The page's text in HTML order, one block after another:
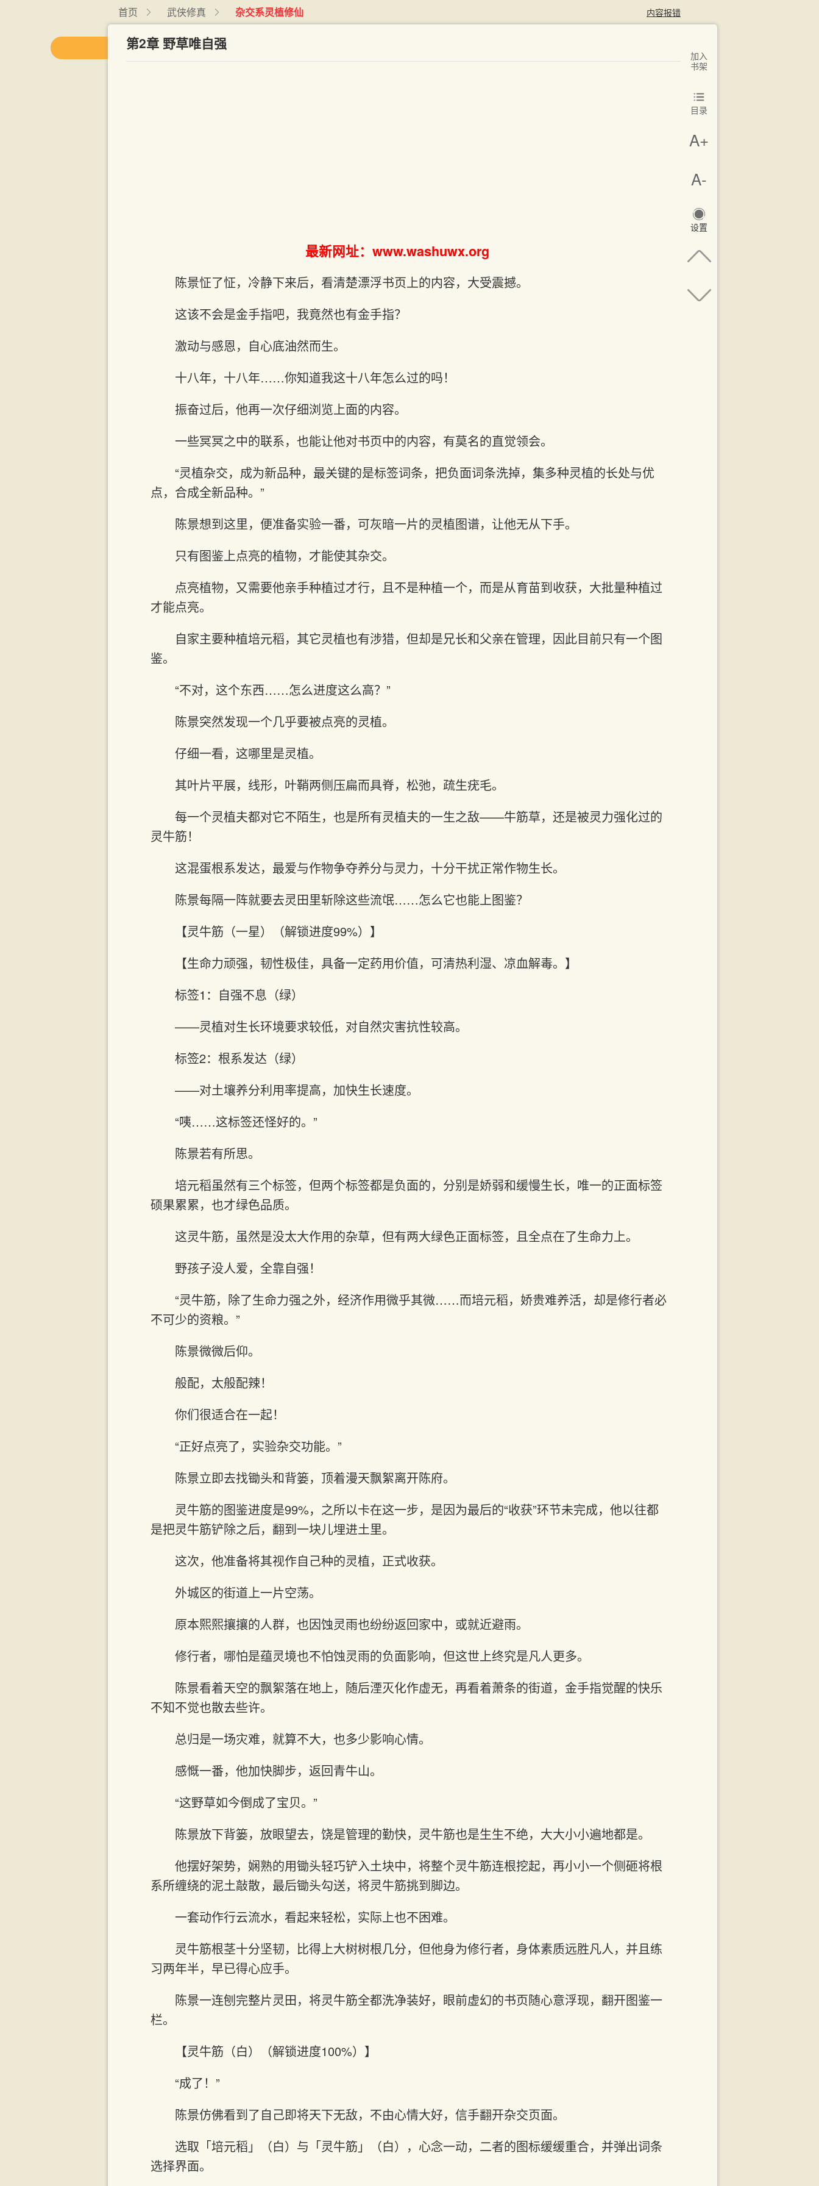
首页 武侠修真 杂交系灵植修仙 内容报错
第2章 野草唯自强
最新网址：www.washuwx.org
陈景怔了怔，冷静下来后，看清楚漂浮书页上的内容，大受震撼。
这该不会是金手指吧，我竟然也有金手指？
激动与感恩，自心底油然而生。
十八年，十八年……你知道我这十八年怎么过的吗！
振奋过后，他再一次仔细浏览上面的内容。
一些冥冥之中的联系，也能让他对书页中的内容，有莫名的直觉领会。
“灵植杂交，成为新品种，最关键的是标签词条，把负面词条洗掉，集多种灵植的长处与优
点，合成全新品种。”
陈景想到这里，便准备实验一番，可灰暗一片的灵植图谱，让他无从下手。
只有图鉴上点亮的植物，才能使其杂交。
点亮植物，又需要他亲手种植过才行，且不是种植一个，而是从育苗到收获，大批量种植过
才能点亮。
自家主要种植培元稻，其它灵植也有涉猎，但却是兄长和父亲在管理，因此目前只有一个图
鉴。
“不对，这个东西……怎么进度这么高？”
陈景突然发现一个几乎要被点亮的灵植。
仔细一看，这哪里是灵植。
其叶片平展，线形，叶鞘两侧压扁而具脊，松弛，疏生疣毛。
每一个灵植夫都对它不陌生，也是所有灵植夫的一生之敌——牛筋草，还是被灵力强化过的
灵牛筋！
这混蛋根系发达，最爱与作物争夺养分与灵力，十分干扰正常作物生长。
陈景每隔一阵就要去灵田里斩除这些流氓……怎么它也能上图鉴？
【灵牛筋（一星）（解锁进度99%）】
【生命力顽强，韧性极佳，具备一定药用价值，可清热利湿、凉血解毒。】
标签1：自强不息（绿）
——灵植对生长环境要求较低，对自然灾害抗性较高。
标签2：根系发达（绿）
——对土壤养分利用率提高，加快生长速度。
“咦……这标签还怪好的。”
陈景若有所思。
培元稻虽然有三个标签，但两个标签都是负面的，分别是娇弱和缓慢生长，唯一的正面标签
硕果累累，也才绿色品质。
这灵牛筋，虽然是没太大作用的杂草，但有两大绿色正面标签，且全点在了生命力上。
野孩子没人爱，全靠自强！
“灵牛筋，除了生命力强之外，经济作用微乎其微……而培元稻，娇贵难养活，却是修行者必
不可少的资粮。”
陈景微微后仰。
般配，太般配辣！
你们很适合在一起！
“正好点亮了，实验杂交功能。”
陈景立即去找锄头和背篓，顶着漫天飘絮离开陈府。
灵牛筋的图鉴进度是99%，之所以卡在这一步，是因为最后的“收获”环节未完成，他以往都
是把灵牛筋铲除之后，翻到一块儿埋进土里。
这次，他准备将其视作自己种的灵植，正式收获。
外城区的街道上一片空荡。
原本熙熙攘攘的人群，也因蚀灵雨也纷纷返回家中，或就近避雨。
修行者，哪怕是蕴灵境也不怕蚀灵雨的负面影响，但这世上终究是凡人更多。
陈景看着天空的飘絮落在地上，随后湮灭化作虚无，再看着萧条的街道，金手指觉醒的快乐
不知不觉也散去些许。
总归是一场灾难，就算不大，也多少影响心情。
感慨一番，他加快脚步，返回青牛山。
“这野草如今倒成了宝贝。”
陈景放下背篓，放眼望去，饶是管理的勤快，灵牛筋也是生生不绝，大大小小遍地都是。
他摆好架势，娴熟的用锄头轻巧铲入土块中，将整个灵牛筋连根挖起，再小小一个侧砸将根
系所缠绕的泥土敲散，最后锄头勾送，将灵牛筋挑到脚边。
一套动作行云流水，看起来轻松，实际上也不困难。
灵牛筋根茎十分坚韧，比得上大树树根几分，但他身为修行者，身体素质远胜凡人，并且练
习两年半，早已得心应手。
陈景一连刨完整片灵田，将灵牛筋全都洗净装好，眼前虚幻的书页随心意浮现，翻开图鉴一
栏。
【灵牛筋（白）（解锁进度100%）】
“成了！”
陈景仿佛看到了自己即将天下无敌，不由心情大好，信手翻开杂交页面。
选取「培元稻」（白）与「灵牛筋」（白），心念一动，二者的图标缓缓重合，并弹出词条
选择界面。
加入
书架
目录
A+
A-
设置